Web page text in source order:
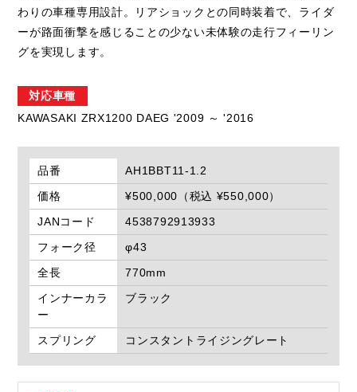
わりの車種専用設計。リアショックとの同時装着で、ライダ
ーが路面衝撃を感じることの少ない未体験の走行フィーリン
グを実現します。
対応車種
KAWASAKI ZRX1200 DAEG '2009 ～ '2016
品番
AH1BBT11-1.2
価格
¥500,000（税込 ¥550,000）
JANコード
4538792913933
フォーク径
φ43
全長
770mm
インナーカラ
ー
ブラック
スプリング コンスタントライジングレート